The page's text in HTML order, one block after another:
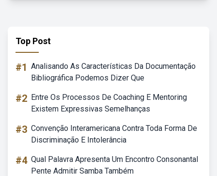
Top Post
#1 Analisando As Características Da Documentação
Bibliográfica Podemos Dizer Que
#2 Entre Os Processos De Coaching E Mentoring
Existem Expressivas Semelhanças
#3 Convenção Interamericana Contra Toda Forma De
Discriminação E Intolerância
#4 Qual Palavra Apresenta Um Encontro Consonantal
Pente Admitir Samba Também